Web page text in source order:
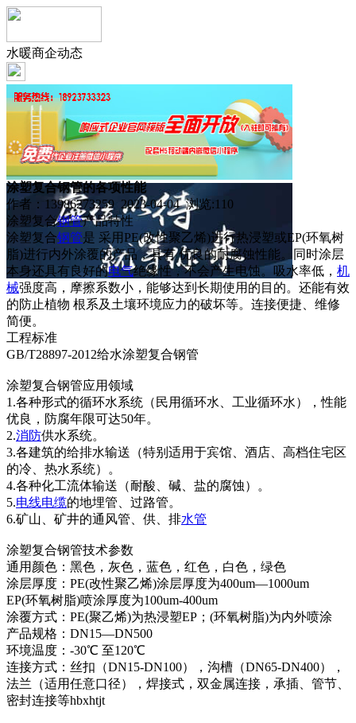
水暖商企动态
涂塑复合钢管的各项性能
作者：13986273259 2023-04-04 浏览:110
涂塑复合钢管产品特性
涂塑复合钢管是 采用PE(改性聚乙烯)进行热浸塑或EP(环氧树
脂)进行内外涂覆的产品，具有 优良的耐腐蚀性能。同时涂层
本身还具有良好的电气绝缘性，不会产生电蚀。吸水率低， 机
械强度高，摩擦系数小，能够达到长期使用的目的。还能有效
的防止植物 根系及土壤环境应力的破坏等。连接便捷、维修
简便。
工程标准
GB/T28897-2012给水涂塑复合钢管
涂塑复合钢管应用领域
1.各种形式的循环水系统（民用循环水、工业循环水），性能
优良，防腐年限可达50年。
2.消防供水系统。
3.各建筑的给排水输送（特别适用于宾馆、酒店、高档住宅区
的冷、热水系统）。
4.各种化工流体输送（耐酸、碱、盐的腐蚀）。
5.电线电缆的地埋管、过路管。
6.矿山、矿井的通风管、供、排水管
涂塑复合钢管技术参数
通用颜色：黑色，灰色，蓝色，红色，白色，绿色
涂层厚度：PE(改性聚乙烯)涂层厚度为400um—1000um
EP(环氧树脂)喷涂厚度为100um-400um
涂覆方式：PE(聚乙烯)为热浸塑EP；(环氧树脂)为内外喷涂
产品规格：DN15—DN500
环境温度：-30℃ 至120℃
连接方式：丝扣（DN15-DN100），沟槽（DN65-DN400），
法兰（适用任意口径），焊接式，双金属连接，承插、管节、
密封连接等hbxhtjt